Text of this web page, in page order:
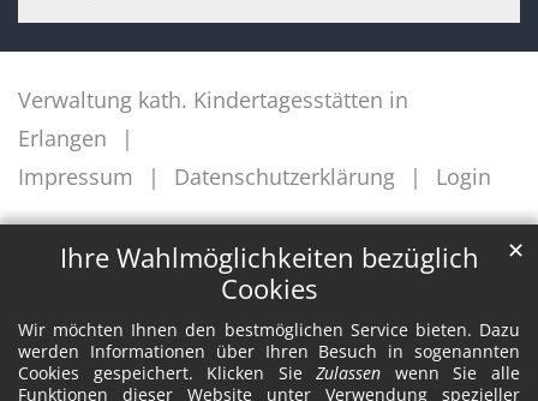
Ihre Wahlmöglichkeiten bezüglich
Cookies
Wir möchten Ihnen den bestmöglichen Service bieten. Dazu
werden Informationen über Ihren Besuch in sogenannten
Cookies gespeichert. Klicken SieZulassen wenn Sie alle
Funktionen dieser Website unter Verwendung spezieller
✕
Verwaltung kath. Kindertagesstätten in
Erlangen
Impressum
Datenschutzerklärung Login